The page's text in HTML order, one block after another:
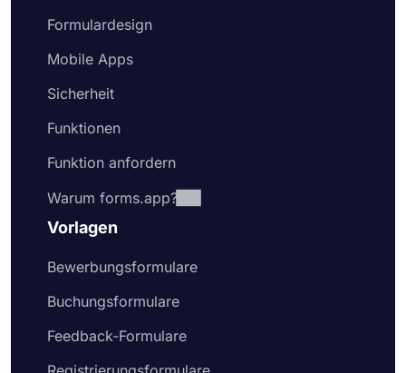
Formulardesign
Mobile Apps
Sicherheit
Funktionen
Funktion anfordern
Warum forms.app?
Vorlagen
Bewerbungsformulare
Buchungsformulare
Feedback-Formulare